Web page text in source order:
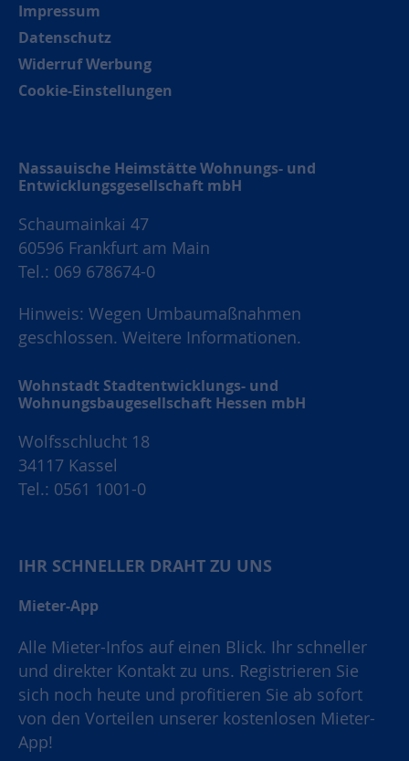
Impressum
Datenschutz
Widerruf Werbung
Cookie-Einstellungen
Nassauische Heimstätte Wohnungs- und
Entwicklungsgesellschaft mbH
Schaumainkai 47
60596 Frankfurt am Main
Tel.: 069 678674-0
Hinweis: Wegen Umbaumaßnahmen
geschlossen. Weitere Informationen.
Wohnstadt Stadtentwicklungs- und
Wohnungsbaugesellschaft Hessen mbH
Wolfsschlucht 18
34117 Kassel
Tel.: 0561 1001-0
IHR SCHNELLER DRAHT ZU UNS
Mieter-App
Alle Mieter-Infos auf einen Blick. Ihr schneller
und direkter Kontakt zu uns. Registrieren Sie
sich noch heute und profitieren Sie ab sofort
von den Vorteilen unserer kostenlosen Mieter-
App!